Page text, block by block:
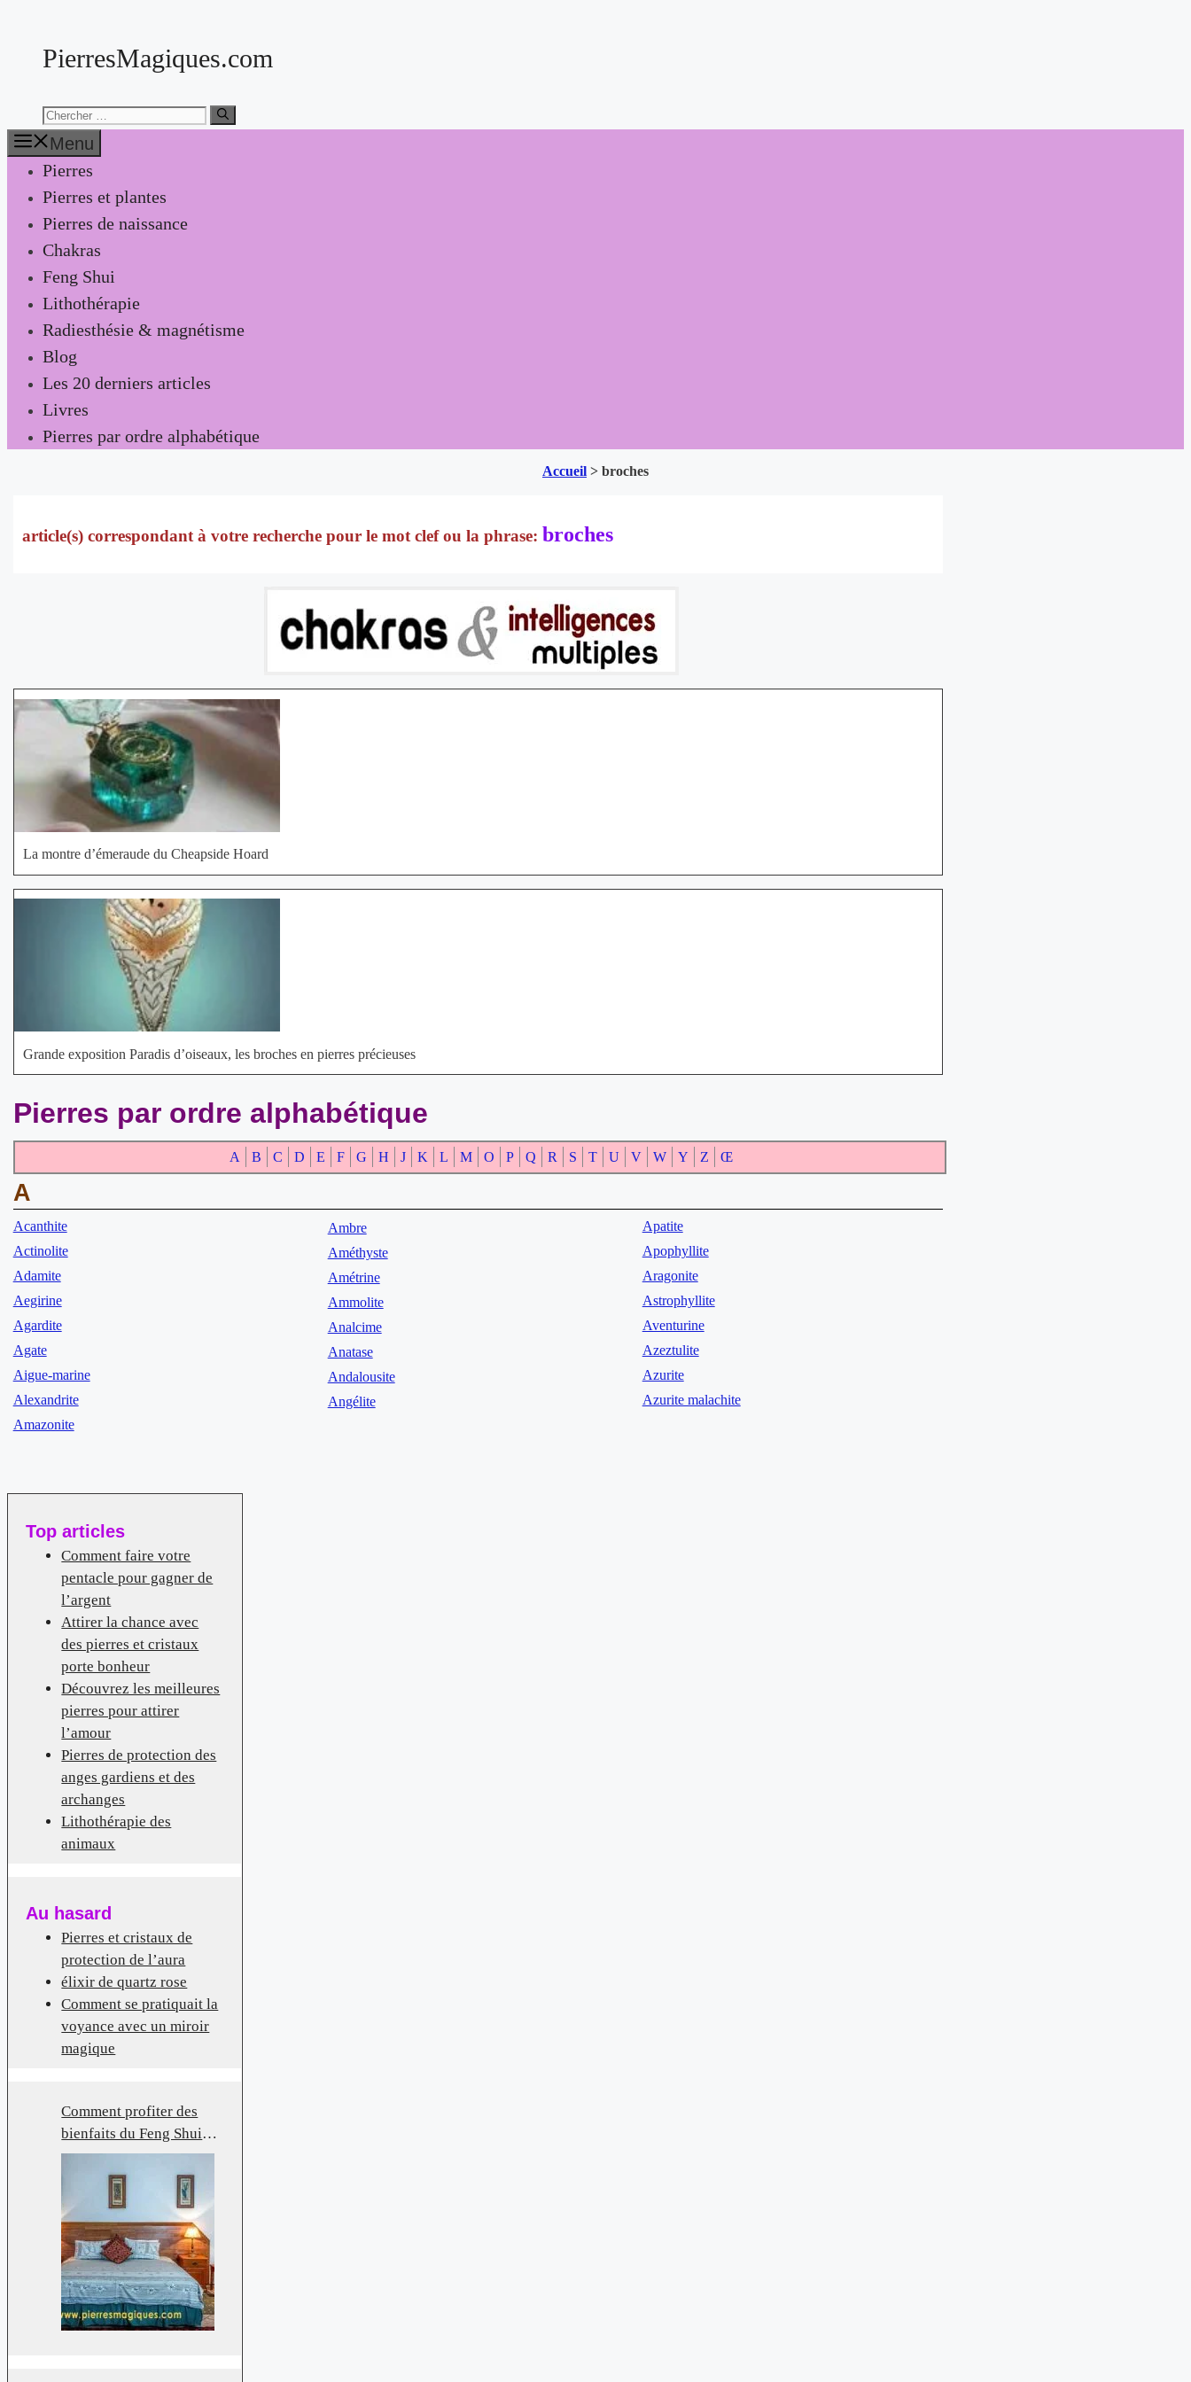
contenuPierresMagiques.com
Chercher:
Menu
Pierres
Pierres et plantes
Pierres de naissance
Chakras
Feng Shui
Lithothérapie
Radiesthésie & magnétisme
Blog
Les 20 derniers articles
Livres
Pierres par ordre alphabétique
Accueil > broches
broches
La montre d’émeraude du Cheapside Hoard
Grande exposition Paradis d’oiseaux, les broches en pierres précieuses
Pierres par ordre alphabétique
A B C D E F G H J K L M O P Q R S T U V W Y Z Œ
A
Acanthite
Actinolite
Adamite
Aegirine
Agardite
Agate
Aigue-marine
Alexandrite
Amazonite
Ambre
Améthyste
Amétrine
Ammolite
Analcime
Anatase
Andalousite
Angélite
Apatite
Apophyllite
Aragonite
Astrophyllite
Aventurine
Azeztulite
Azurite
Azurite malachite
Top articles
Comment faire votre
pentacle pour gagner de
l’argent
Attirer la chance avec
des pierres et cristaux
porte bonheur
Découvrez les meilleures
pierres pour attirer
l’amour
Pierres de protection des
anges gardiens et des
archanges
Lithothérapie des
animaux
Au hasard
Pierres et cristaux de
protection de l’aura
élixir de quartz rose
Comment se pratiquait la
voyance avec un miroir
magique
Comment profiter des
bienfaits du Feng Shui
dans votre chambre à
coucher